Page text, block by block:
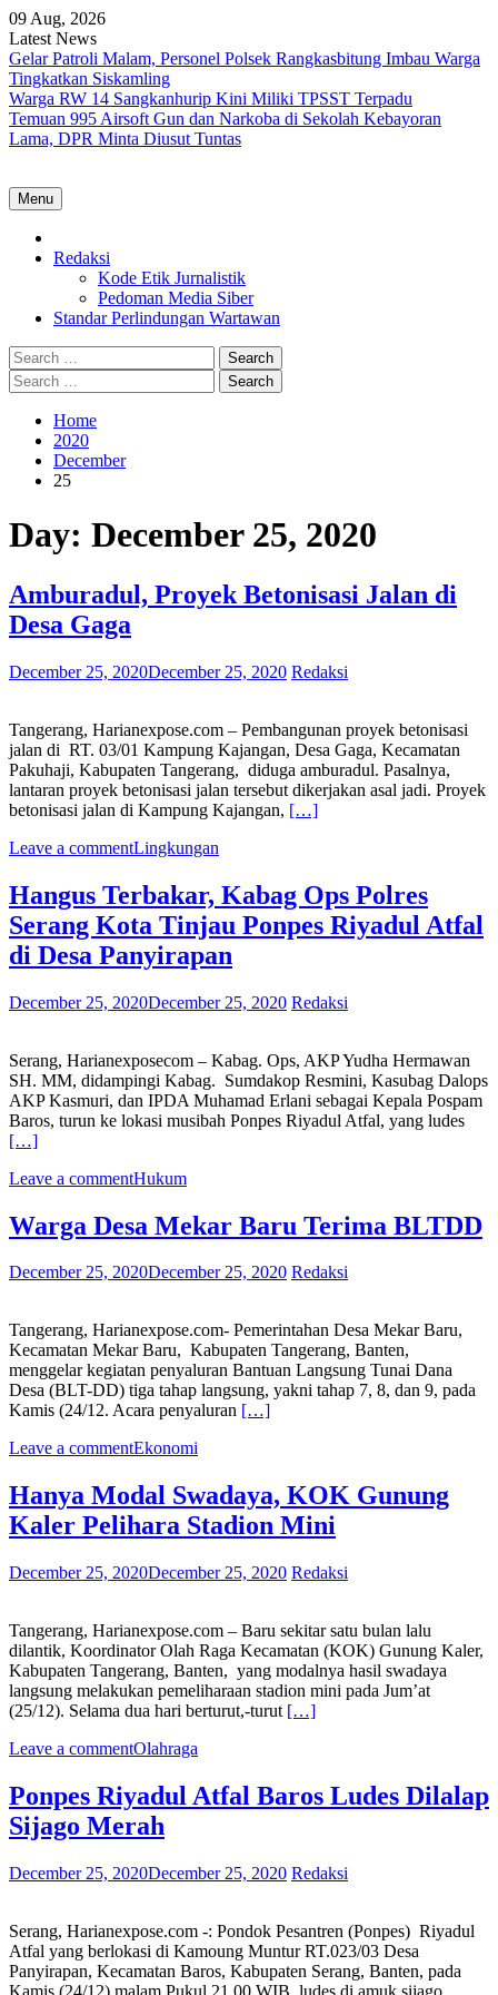
Skip
to
content
09 Aug, 2026
Latest News
Gelar Patroli Malam, Personel Polsek Rangkasbitung Imbau Warga
Tingkatkan Siskamling
Warga RW 14 Sangkanhurip Kini Miliki TPSST Terpadu
Temuan 995 Airsoft Gun dan Narkoba di Sekolah Kebayoran
Lama, DPR Minta Diusut Tuntas
Menu
Redaksi
Kode Etik Jurnalistik
Pedoman Media Siber
Standar Perlindungan Wartawan
Search
for:
Search
for:
Home
2020
December
25
Day: December 25, 2020
Amburadul, Proyek Betonisasi Jalan di
Desa Gaga
December 25, 2020December 25, 2020 Redaksi
Tangerang, Harianexpose.com – Pembangunan proyek betonisasi
jalan di RT. 03/01 Kampung Kajangan, Desa Gaga, Kecamatan
Pakuhaji, Kabupaten Tangerang, diduga amburadul. Pasalnya,
lantaran proyek betonisasi jalan tersebut dikerjakan asal jadi. Proyek
betonisasi jalan di Kampung Kajangan, […]
Leave a commentLingkungan
Hangus Terbakar, Kabag Ops Polres
Serang Kota Tinjau Ponpes Riyadul Atfal
di Desa Panyirapan
December 25, 2020December 25, 2020 Redaksi
Serang, Harianexposecom – Kabag. Ops, AKP Yudha Hermawan
SH. MM, didampingi Kabag. Sumdakop Resmini, Kasubag Dalops
AKP Kasmuri, dan IPDA Muhamad Erlani sebagai Kepala Pospam
Baros, turun ke lokasi musibah Ponpes Riyadul Atfal, yang ludes
[…]
Leave a commentHukum
Warga Desa Mekar Baru Terima BLTDD
December 25, 2020December 25, 2020 Redaksi
Tangerang, Harianexpose.com- Pemerintahan Desa Mekar Baru,
Kecamatan Mekar Baru, Kabupaten Tangerang, Banten,
menggelar kegiatan penyaluran Bantuan Langsung Tunai Dana
Desa (BLT-DD) tiga tahap langsung, yakni tahap 7, 8, dan 9, pada
Kamis (24/12. Acara penyaluran […]
Leave a commentEkonomi
Hanya Modal Swadaya, KOK Gunung
Kaler Pelihara Stadion Mini
December 25, 2020December 25, 2020 Redaksi
Tangerang, Harianexpose.com – Baru sekitar satu bulan lalu
dilantik, Koordinator Olah Raga Kecamatan (KOK) Gunung Kaler,
Kabupaten Tangerang, Banten, yang modalnya hasil swadaya
langsung melakukan pemeliharaan stadion mini pada Jum’at
(25/12). Selama dua hari berturut,-turut […]
Leave a commentOlahraga
Ponpes Riyadul Atfal Baros Ludes Dilalap
Sijago Merah
December 25, 2020December 25, 2020 Redaksi
Serang, Harianexpose.com -: Pondok Pesantren (Ponpes) Riyadul
Atfal yang berlokasi di Kamoung Muntur RT.023/03 Desa
Panyirapan, Kecamatan Baros, Kabupaten Serang, Banten, pada
Kamis (24/12) malam Pukul 21.00.WIB, ludes di amuk sijago